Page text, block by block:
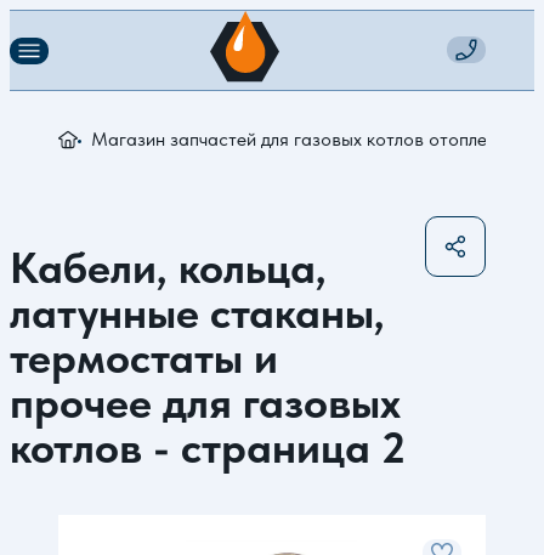
Магазин запчастей для газовых котлов отопления
Кабели, кольца,
латунные стаканы,
термостаты и
прочее для газовых
котлов - страница 2